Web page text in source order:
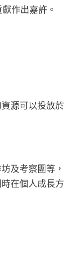
作出嘉許。
源可以投放於
及考察團等，
在個人成長方